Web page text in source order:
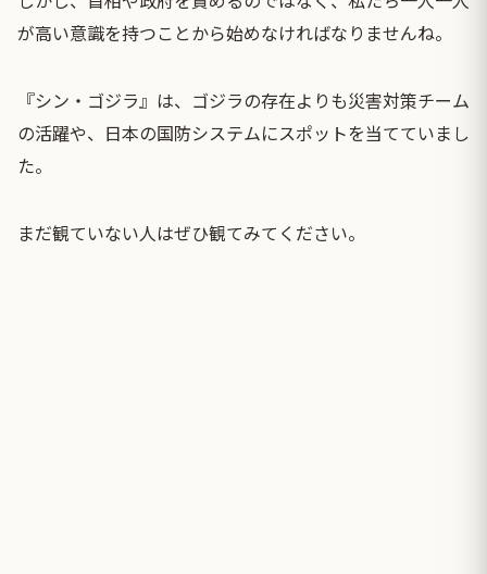
が高い意識を持つことから始めなければなりませんね。
『シン・ゴジラ』は、ゴジラの存在よりも災害対策チーム
の活躍や、日本の国防システムにスポットを当てていまし
た。
まだ観ていない人はぜひ観てみてください。